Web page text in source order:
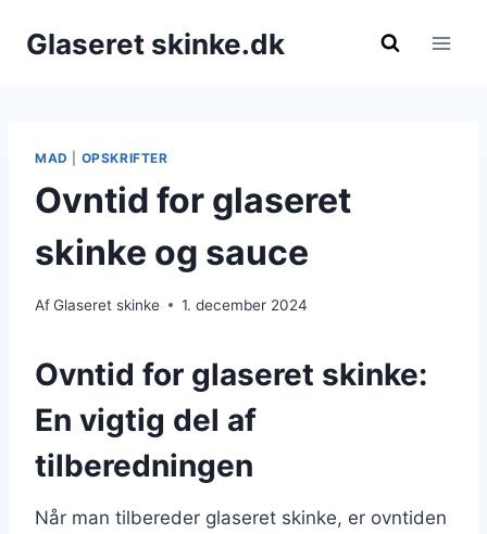
Glaseret skinke.dk
MAD OPSKRIFTER
Ovntid for glaseret
skinke og sauce
AfGlaseret skinke 1. december 2024
Ovntid for glaseret skinke:
En vigtig del af
tilberedningen
Når man tilbereder glaseret skinke, er ovntiden